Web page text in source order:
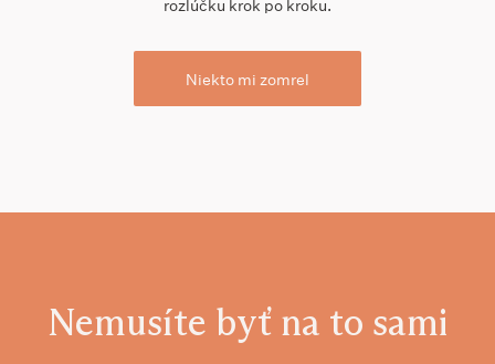
rozlúčku krok po kroku.
Niekto mi zomrel
Nemusíte byť na to sami